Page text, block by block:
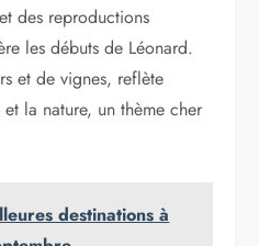
des reproductions
les débuts de Léonard.
et de vignes, reflète
et la nature, un thème cher
destinations à